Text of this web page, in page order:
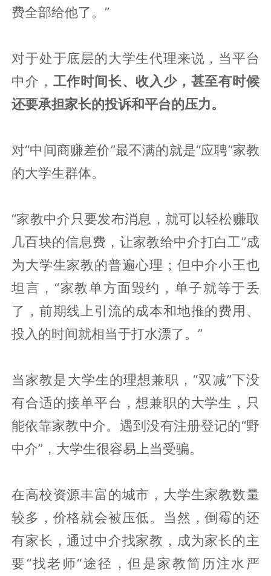
费全部给他了。”
对于处于底层的大学生代理来说，当平台
中介， 工作时间长、收入少，甚至有时候
还要承担家长的投诉和平台的压力。
对“中间商赚差价”最不满的就是“应聘”家教
的大学生群体。
“家教中介只要发布消息，就可以轻松赚取
几百块的信息费，让家教给中介打白工”成
为大学生家教的普遍心理；但中介小王也
坦言，“家教单方面毁约，单子就等于丢
了，前期线上引流的成本和地推的费用、
投入的时间就相当于打水漂了。”
当家教是大学生的理想兼职，“双减”下没
有合适的接单平台，想兼职的大学生，只
能依靠家教中介。遇到没有注册登记的“野
中介”，大学生很容易上当受骗。
在高校资源丰富的城市，大学生家教数量
较多，价格就会被压低。当然，倒霉的还
有家长，通过中介找家教，成为家长的主
要“找老师“途径，但是家教简历注水严